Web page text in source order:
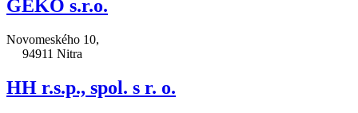
GEKO s.r.o.
Novomeského 10,
94911 Nitra
HH r.s.p., spol. s r. o.